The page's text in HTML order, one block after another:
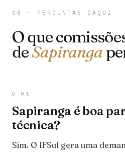
08 · PERGUNTAS DAQUI
O que
deSapiranga
Q.01
Sapiranga é boa
técnica?
Sim. O IFSul gera uma